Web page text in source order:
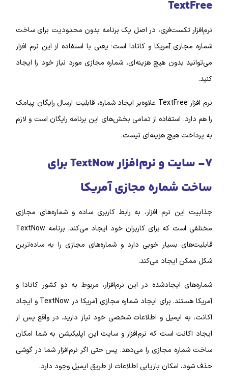
TextFree
نرم‌‌افزار تکست‌فری، در اصل یک برنامه بدون محدودیت برای ساخت
شماره مجازی آمریکا و کانادا است؛ یعنی با استفاده از این نرم‌ افزار
می‌توانید بدون هیچ هزینه‌ای، شماره مجازی مورد نیاز خود را ایجاد
کنید.
نرم‌ افزار TextFree علاوه‌بر ایجاد شماره، قابلیت ارسال رایگان پیامک
را هم دارد. استفاده از تمامی بخش‌‌های این برنامه رایگان است و لازم
به پرداخت هیچ هزینه‌‌ای نیست.
۷- سایت و نرم‌‌افزار Text‌Now برای
ساخت شماره مجازی آمریکا
جذابیت این نرم‌ افزار، به رابط کاربری ساده و شماره‌های مجازی
مختلفی است که برای کاربران خود ایجاد می‌کند. برنامه Text‌Now
قابلیت‌‌های بسیار خوبی دارد و شماره‌های مجازی را به ساده‌ترین
شکل ممکن ایجاد می‌کند.
شماره‌‌های ایجادشده در این نرم‌افزار، مربوط به دو کشور کانادا و
آمریکا هستند.
برای ایجاد شماره مجازی آمریکا در Text‌Now و ایجاد
اکانت، به‌ ایمیل و اطلاعات شخصی خود نیاز دارید. در واقع پس از
ایجاد اکانت است که نرم‌‌‌افزار و سایت این اپلیکیشن به شما امکان
ساخت شماره مجازی را می‌دهد. پس حتی اگر نرم‌افزار شما در گوشی
حذف شود، امکان بازیابی اطلاعات از طریق ایمیل وجود دارد.